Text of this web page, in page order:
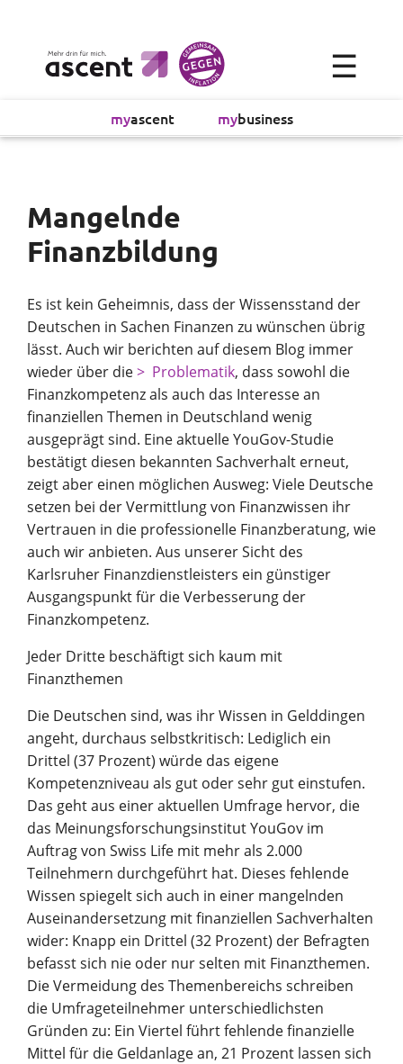
myascent mybusiness
×
Alltagsökonomie
Absicherung
Finanzvorsorge
Vollmachtsplanung
Sachversicherung
Sparen
Unternehmen
Vortrag finden Berater finden
☰
Mangelnde
Finanzbildung
Es ist kein Geheimnis, dass der Wissensstand der
Deutschen in Sachen Finanzen zu wünschen übrig
lässt. Auch wir berichten auf diesem Blog immer
wieder über die
Problematik, dass sowohl die
Finanzkompetenz als auch das Interesse an
finanziellen Themen in Deutschland wenig
ausgeprägt sind. Eine aktuelle YouGov-Studie
bestätigt diesen bekannten Sachverhalt erneut,
zeigt aber einen möglichen Ausweg: Viele Deutsche
setzen bei der Vermittlung von Finanzwissen ihr
Vertrauen in die professionelle Finanzberatung, wie
auch wir anbieten. Aus unserer Sicht des
Karlsruher Finanzdienstleisters ein günstiger
Ausgangspunkt für die Verbesserung der
Finanzkompetenz.
Jeder Dritte beschäftigt sich kaum mit
Finanzthemen
Die Deutschen sind, was ihr Wissen in Gelddingen
angeht, durchaus selbstkritisch: Lediglich ein
Drittel (37 Prozent) würde das eigene
Kompetenzniveau als gut oder sehr gut einstufen.
Das geht aus einer aktuellen Umfrage hervor, die
das Meinungsforschungsinstitut YouGov im
Auftrag von Swiss Life mit mehr als 2.000
Teilnehmern durchgeführt hat. Dieses fehlende
Wissen spiegelt sich auch in einer mangelnden
Auseinandersetzung mit finanziellen Sachverhalten
wider: Knapp ein Drittel (32 Prozent) der Befragten
befasst sich nie oder nur selten mit Finanzthemen.
Die Vermeidung des Themenbereichs schreiben
die Umfrageteilnehmer unterschiedlichsten
Gründen zu: Ein Viertel führt fehlende finanzielle
Mittel für die Geldanlage an, 21 Prozent lassen sich